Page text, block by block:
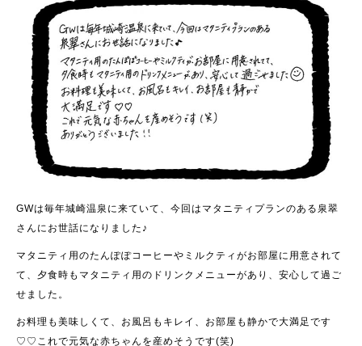
GWは毎年城崎温泉に来ていて、今回はマタニティプランのある泉翠
さんにお世話になりました♪
マタニティ用のたんぽぽコーヒーやミルクティがお部屋に用意されて
て、 夕食時もマタニティ用のドリンクメニューがあり、安心して過ご
せました。
お料理も美味しくて、お風呂もキレイ、お部屋も静かで大満足です
♡♡ これで元気な赤ちゃんを産めそうです(笑)